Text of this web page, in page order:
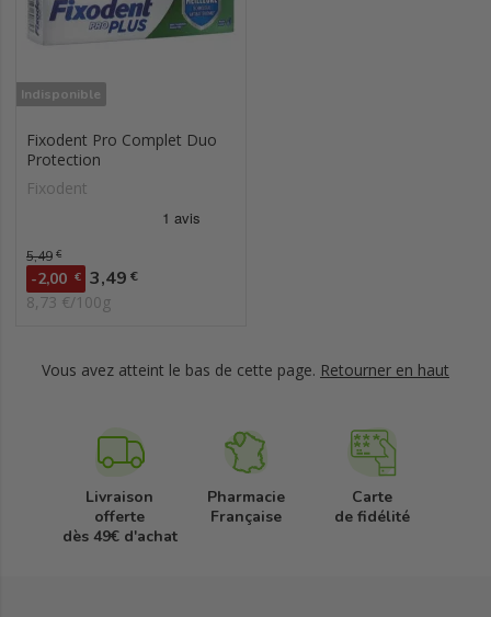
Indisponible
Fixodent Pro Complet Duo
Protection
Fixodent
Prix de base
5,49 €
-2,00 € Prix
3,49 €
8,73 €/100g
Vous avez atteint le bas de cette page. Retourner en haut
Livraison
offerte
dès 49€ d'achat
Pharmacie
Française
Carte
de fidélité